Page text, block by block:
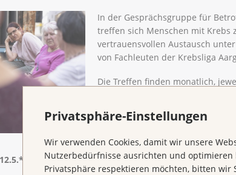
Privatsphäre-Einstellungen
Wir verwenden Cookies, damit wir unsere
Nutzerbedürfnisse ausrichten und optimieren
Privatsphäre respektieren möchten, bitten wir
In der Gesprächsgruppe für
treffen sich Menschen mit Krebs
vertrauensvollen Austausch
von Fachleuten der Krebsliga
Die Treffen finden monatlich,
Kasernenstrasse 25, 5000 Aarau
Daten 2026
23.6., 25.8., 15.9.*, 6.10., 24.11., 15.12.*